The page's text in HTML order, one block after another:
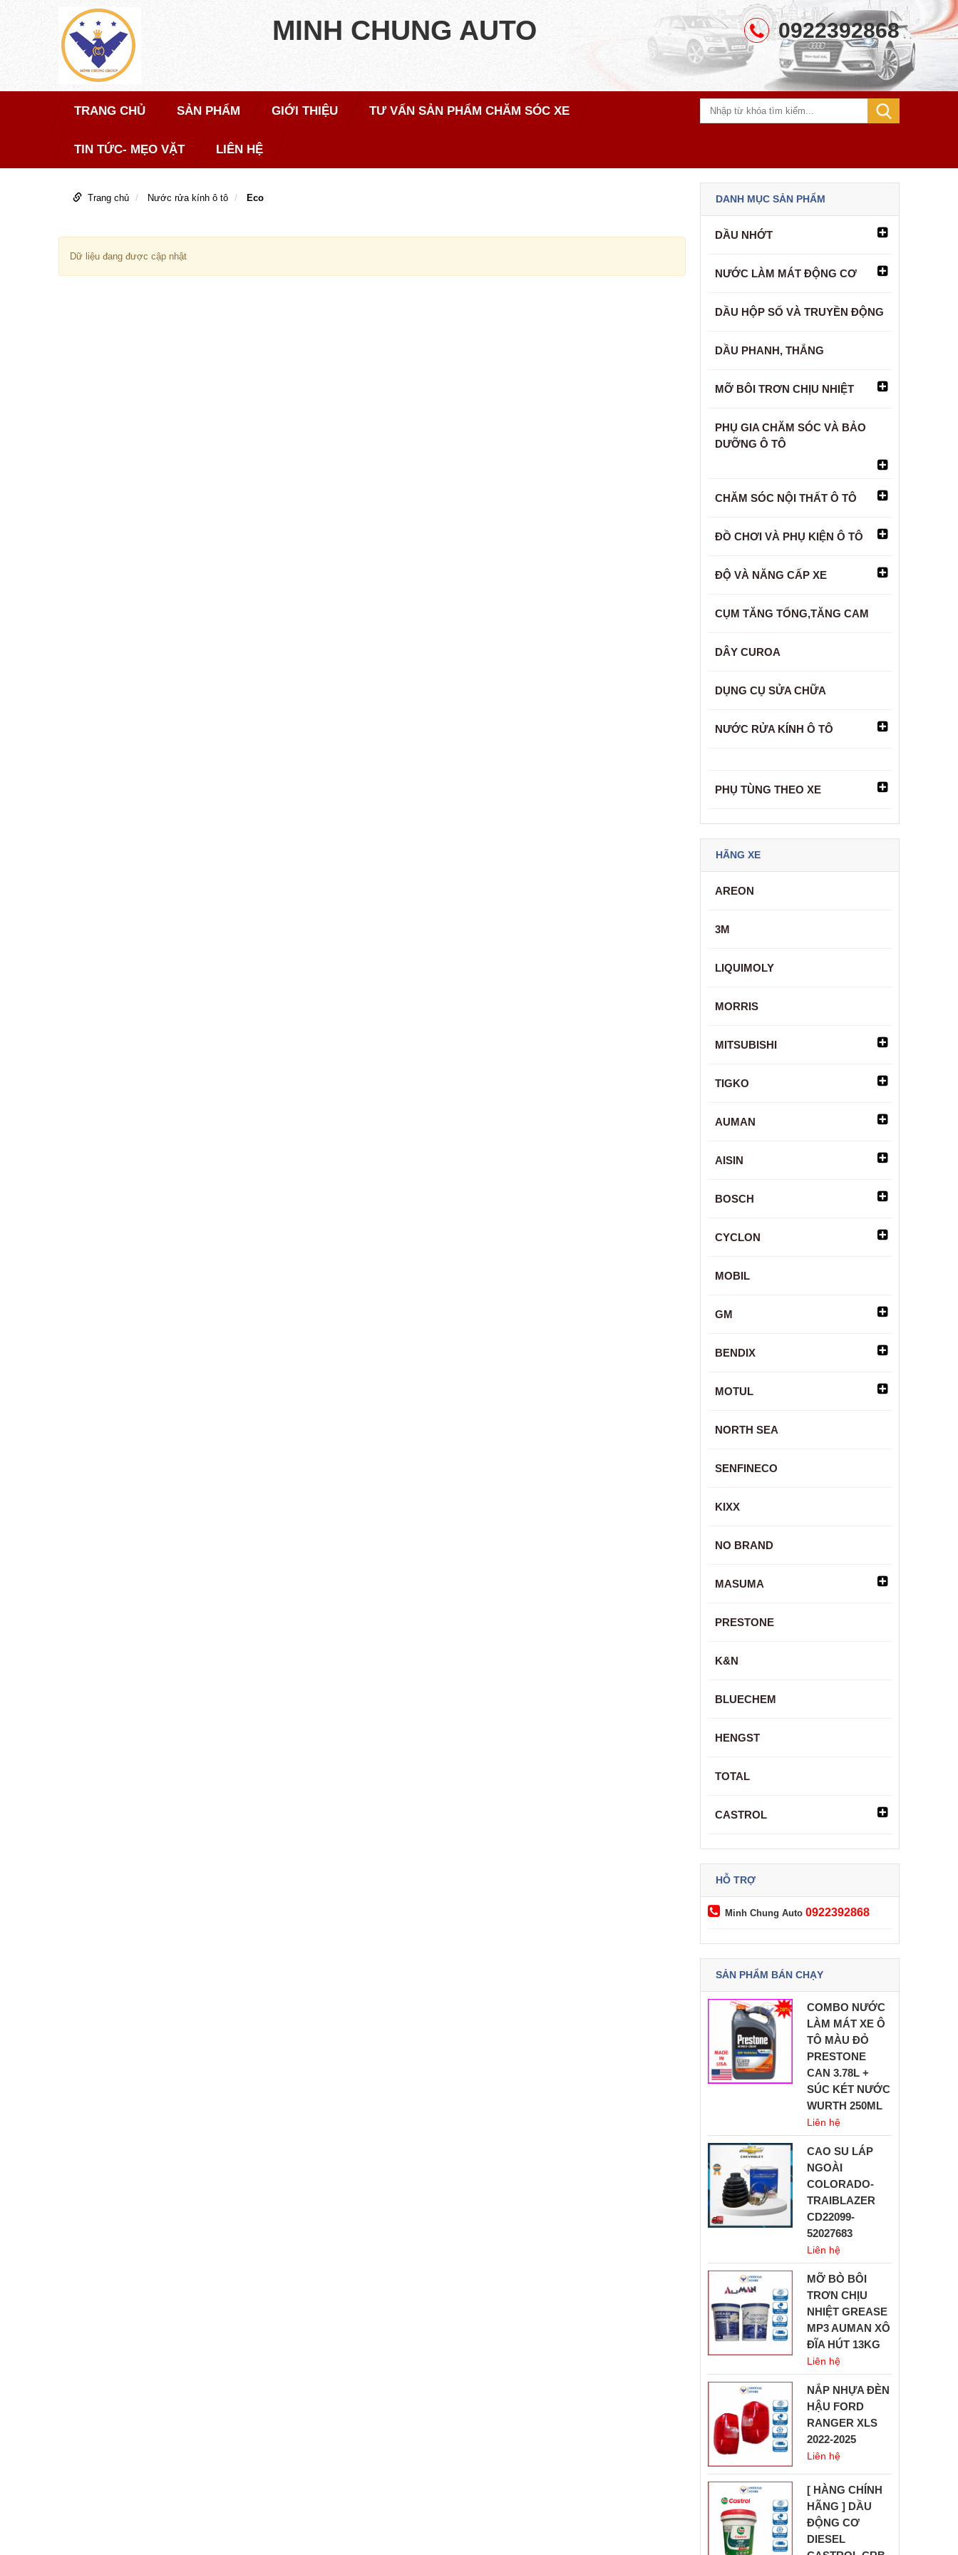
MINH CHUNG AUTO 0922392868
TRANG CHỦ SẢN PHẨM GIỚI THIỆU TƯ VẤN SẢN PHẨM CHĂM SÓC XE
TIN TỨC- MẸO VẶT LIÊN HỆ
Trang chủ Nước rửa kính ô tô Eco
Dữ liệu đang được cập nhật
DANH MỤC SẢN PHẨM
DẦU NHỚT
NƯỚC LÀM MÁT ĐỘNG CƠ
DẦU HỘP SỐ VÀ TRUYỀN ĐỘNG
DẦU PHANH, THẮNG
MỠ BÔI TRƠN CHỊU NHIỆT
PHỤ GIA CHĂM SÓC VÀ BẢO
DƯỠNG Ô TÔ
CHĂM SÓC NỘI THẤT Ô TÔ
ĐỒ CHƠI VÀ PHỤ KIỆN Ô TÔ
ĐỘ VÀ NĂNG CẤP XE
CỤM TĂNG TỔNG,TĂNG CAM
DÂY CUROA
DỤNG CỤ SỬA CHỮA
NƯỚC RỬA KÍNH Ô TÔ
PHỤ TÙNG THEO XE
HÃNG XE
AREON
3M
LIQUIMOLY
MORRIS
MITSUBISHI
TIGKO
AUMAN
AISIN
BOSCH
CYCLON
MOBIL
GM
BENDIX
MOTUL
NORTH SEA
SENFINECO
KIXX
NO BRAND
MASUMA
PRESTONE
K&N
BLUECHEM
HENGST
TOTAL
CASTROL
HỖ TRỢ
Minh Chung Auto 0922392868
SẢN PHẨM BÁN CHẠY
COMBO NƯỚC
LÀM MÁT XE Ô
TÔ MÀU ĐỎ
PRESTONE
CAN 3.78L +
SÚC KÉT NƯỚC
WURTH 250ML
Liên hệ
CAO SU LÁP
NGOÀI
COLORADO-
TRAIBLAZER
CD22099-
52027683
Liên hệ
MỠ BÒ BÔI
TRƠN CHỊU
NHIỆT GREASE
MP3 AUMAN XÔ
ĐĨA HÚT 13KG
Liên hệ
NẮP NHỰA ĐÈN
HẬU FORD
RANGER XLS
2022-2025
Liên hệ
[ HÀNG CHÍNH
HÃNG ] DẦU
ĐỘNG CƠ
DIESEL